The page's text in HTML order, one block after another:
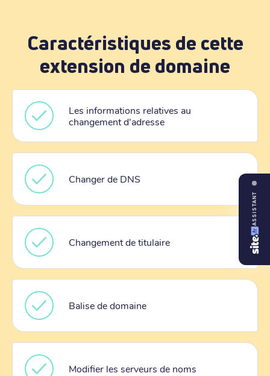
Caractéristiques de cette
extension de domaine
Les informations relatives au
changement d'adresse
Changer de DNS
Changement de titulaire
Balise de domaine
Modifier les serveurs de noms
ASSISTANT